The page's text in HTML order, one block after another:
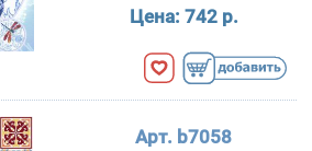
Цена: 742 р.
Арт. b7058